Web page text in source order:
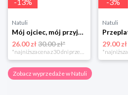
Natuli
Mój ojciec, mój przyjaciel Element
26.00 zł30.00 zł*
*najniższa cena z 30 dni przed obniżką
Natuli
29.00 zł
Zobacz wyprzedaże w Natuli